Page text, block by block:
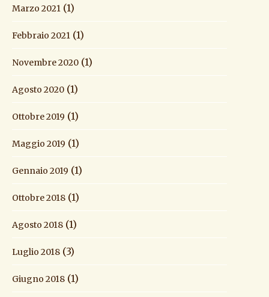
Marzo 2021 (1)
Febbraio 2021 (1)
Novembre 2020 (1)
Agosto 2020 (1)
Ottobre 2019 (1)
Maggio 2019 (1)
Gennaio 2019 (1)
Ottobre 2018 (1)
Agosto 2018 (1)
Luglio 2018 (3)
Giugno 2018 (1)